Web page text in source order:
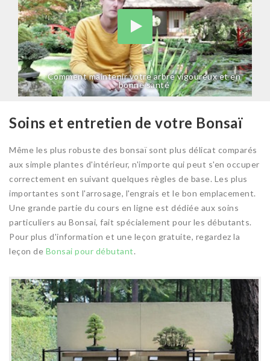
Comment maintenir votre arbre vigoureux et en
bonne santé
Soins et entretien de votre Bonsaï
Même les plus robuste des bonsaï sont plus délicat comparés
aux simple plantes d'intérieur, n'importe qui peut s'en occuper
correctement en suivant quelques règles de base. Les plus
importantes sont l'arrosage, l'engrais et le bon emplacement.
Une grande partie du cours en ligne est dédiée aux soins
particuliers au Bonsai, fait spécialement pour les débutants.
Pour plus d'information et une leçon gratuite, regardez la
leçon de Bonsai pour débutant.